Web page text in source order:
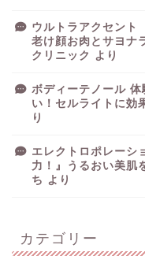
ウルトラアクセント
老け顔お肉とサヨナ
クリニック
より
ボディーテノール
い！セルライトに効
り
エレクトロポレーシ
力！』うるおい美肌
ち より
カテゴリー